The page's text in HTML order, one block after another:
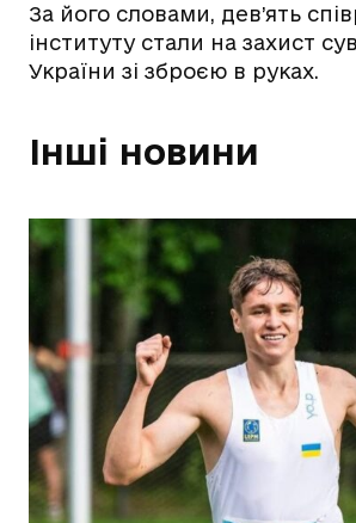
За його словами, дев’ять
інституту стали на захист
України зі зброєю в руках.
Інші новини